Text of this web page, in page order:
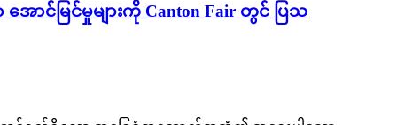
မြင်မှုများကို Canton Fair တွင် ပြသ